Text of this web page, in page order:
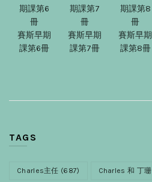
賽斯早期
課第6冊
賽斯早期
課第7冊
賽斯早期
課第8冊
TAGS
Charles主任 (687) Charles 和 丁珊